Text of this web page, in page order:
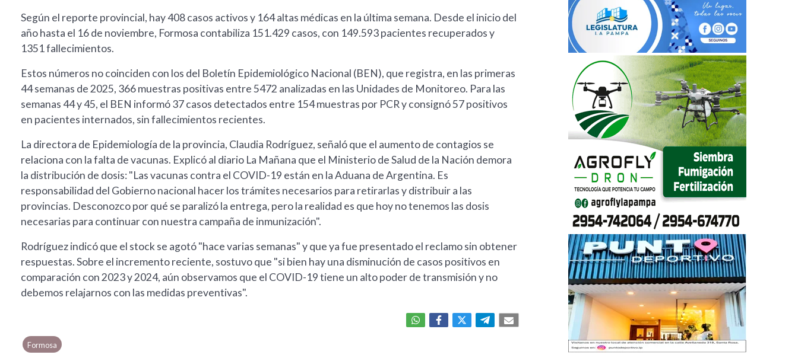
Según el reporte provincial, hay 408 casos activos y 164 altas médicas en la última semana. Desde el inicio del
año hasta el 16 de noviembre, Formosa contabiliza 151.429 casos, con 149.593 pacientes recuperados y
1351 fallecimientos.
Estos números no coinciden con los del Boletín Epidemiológico Nacional (BEN), que registra, en las primeras
44 semanas de 2025, 366 muestras positivas entre 5472 analizadas en las Unidades de Monitoreo. Para las
semanas 44 y 45, el BEN informó 37 casos detectados entre 154 muestras por PCR y consignó 57 positivos
en pacientes internados, sin fallecimientos recientes.
La directora de Epidemiología de la provincia, Claudia Rodríguez, señaló que el aumento de contagios se
relaciona con la falta de vacunas. Explicó al diario La Mañana que el Ministerio de Salud de la Nación demora
la distribución de dosis: "Las vacunas contra el COVID-19 están en la Aduana de Argentina. Es
responsabilidad del Gobierno nacional hacer los trámites necesarios para retirarlas y distribuir a las
provincias. Desconozco por qué se paralizó la entrega, pero la realidad es que hoy no tenemos las dosis
necesarias para continuar con nuestra campaña de inmunización".
Rodríguez indicó que el stock se agotó "hace varias semanas" y que ya fue presentado el reclamo sin obtener
respuestas. Sobre el incremento reciente, sostuvo que "si bien hay una disminución de casos positivos en
comparación con 2023 y 2024, aún observamos que el COVID-19 tiene un alto poder de transmisión y no
debemos relajarnos con las medidas preventivas".
Formosa